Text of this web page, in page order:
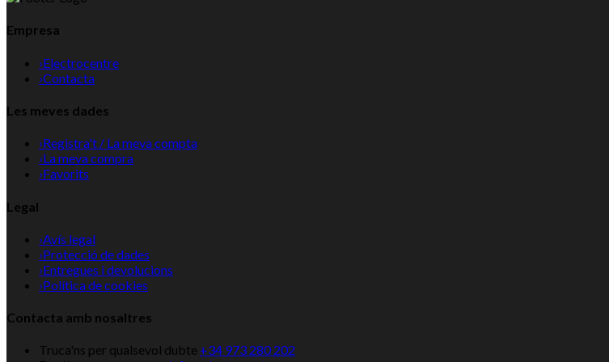
Empresa
›Electrocentre
›Contacta
Les meves dades
›Registra't / La meva compta
›La meva compra
›Favorits
Legal
›Avís legal
›Protecció de dades
›Entregues i devolucions
›Política de cookies
Contacta amb nosaltres
Truca'ns per qualsevol dubte +34 973 280 202